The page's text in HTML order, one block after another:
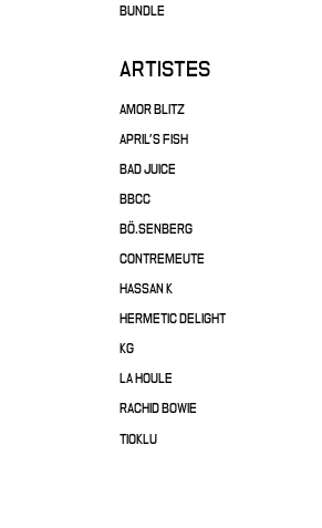
BUNDLE
ARTISTES
AMOR BLITZ
APRIL'S FISH
BAD JUICE
BBCC
BÖ.SENBERG
CONTREMEUTE
HASSAN K
HERMETIC DELIGHT
KG
LA HOULE
RACHID BOWIE
TIOKLU